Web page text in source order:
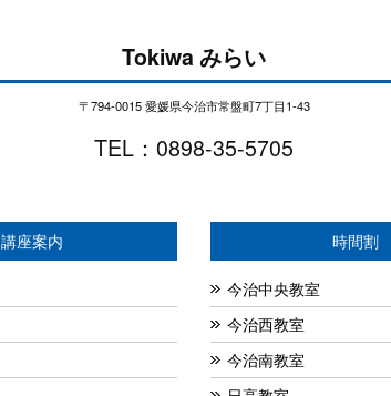
Tokiwa みらい
〒794-0015 愛媛県今治市常盤町7丁目1-43
TEL：0898-35-5705
講座案内 時間割
今治中央教室
今治西教室
今治南教室